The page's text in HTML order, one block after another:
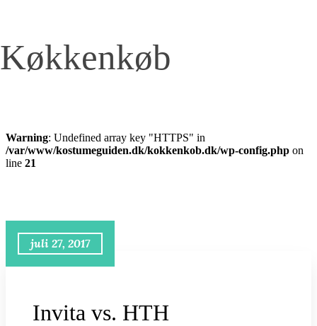
Warning: Undefined array key "HTTPS" in
/var/www/kostumeguiden.dk/kokkenkob.dk/wp-config.php on
line 21
Køkkenkøb
juli 27, 2017
Invita vs. HTH